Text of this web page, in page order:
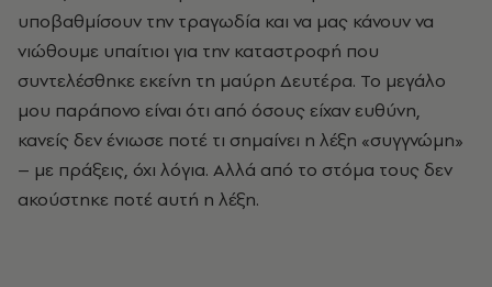
υποβαθμίσουν την τραγωδία και να μας κάνουν να
νιώθουμε υπαίτιοι για την καταστροφή που
συντελέσθηκε εκείνη τη μαύρη Δευτέρα. Το μεγάλο
μου παράπονο είναι ότι από όσους είχαν ευθύνη,
κανείς δεν ένιωσε ποτέ τι σημαίνει η λέξη «συγγνώμη»
– με πράξεις, όχι λόγια. Αλλά από το στόμα τους δεν
ακούστηκε ποτέ αυτή η λέξη.